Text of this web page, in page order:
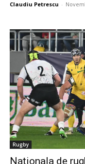
Claudiu Petrescu -
Rugby
Naționala de